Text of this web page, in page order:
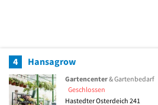
4 Hansagrow
Gartencenter& Gartenbedarf
Geschlossen
Hastedter Osterdeich 241